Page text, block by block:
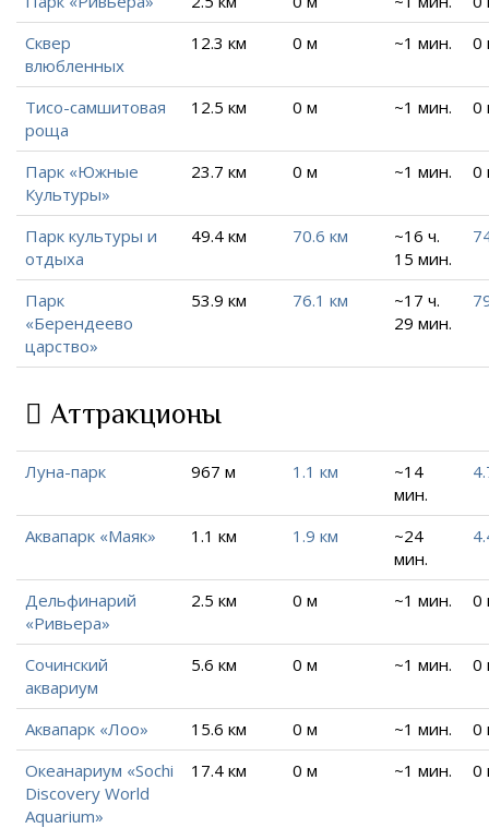
Сквер
влюбленных
12.3 км 0 м ~1 мин. 0
Тисо-самшитовая
роща
12.5 км 0 м ~1 мин. 0
Парк «Южные
Культуры»
23.7 км 0 м ~1 мин. 0
Парк культуры и
отдыха
49.4 км 70.6 км
~16 ч.
15 мин.
Парк
«Берендеево
царство»
53.9 км 76.1 км
~17 ч.
29 мин.
Аттракционы
Луна-парк 967 м 1.1 км
~14
мин.
Аквапарк «Маяк» 1.1 км 1.9 км
~24
мин.
Дельфинарий
«Ривьера»
2.5 км 0 м ~1 мин. 0
Сочинский
аквариум
5.6 км 0 м ~1 мин. 0
Аквапарк «Лоо» 15.6 км 0 м ~1 мин.
0
Океанариум «Sochi
Discovery World
Aquarium»
17.4 км 0 м ~1 мин. 0